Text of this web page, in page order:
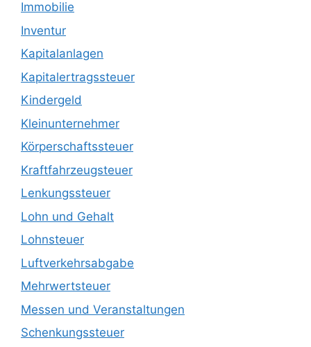
Immobilie
Inventur
Kapitalanlagen
Kapitalertragssteuer
Kindergeld
Kleinunternehmer
Körperschaftssteuer
Kraftfahrzeugsteuer
Lenkungssteuer
Lohn und Gehalt
Lohnsteuer
Luftverkehrsabgabe
Mehrwertsteuer
Messen und Veranstaltungen
Schenkungssteuer